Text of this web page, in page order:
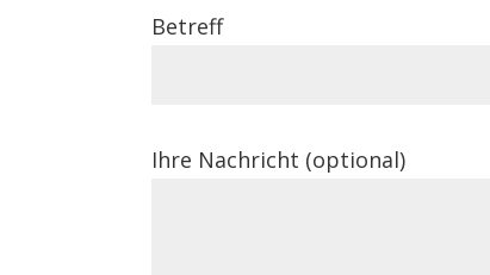
Betreff
Ihre Nachricht (optional)